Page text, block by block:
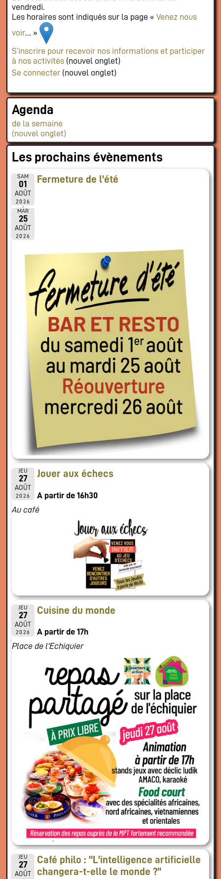
vendredi.
Les horaires sont indiqués sur la page « Venez nous
voir… »
S’inscrire pour recevoir nos informations et participer
à nos activités(nouvel onglet)
Se connecter(nouvel onglet)
Agenda
de la semaine
(nouvel onglet)
Les prochains évènements
SAM
01
AOÛT
2026
MAR
25
AOÛT
2026
Fermeture de l'été
JEU
27
AOÛT
2026
Jouer aux échecs
A partir de 16h30
Au café
JEU
27
AOÛT
2026
Cuisine du monde
A partir de 17h
Place de l'Echiquier
JEU
27
AOÛT
Café philo : "L'intelligence artificielle
changera-t-elle le monde ?"